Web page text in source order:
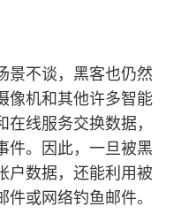
景不谈，黑客也仍然
像机和其他许多智能
线服务交换数据，
件。因此，一旦被黑
户数据，还能利用被
或网络钓鱼邮件。